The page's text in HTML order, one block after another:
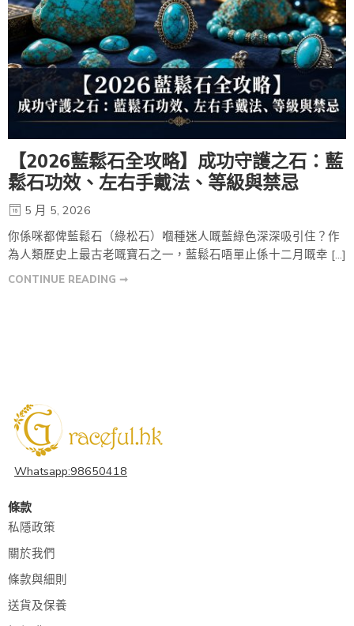
【2026藍鬆石全攻略】成功守護之石：藍
鬆石功效、左右手戴法、等級與禁忌
5 月 5, 2026
你係咪都俾藍鬆石（綠松石）嗰種迷人嘅藍綠色深深吸引住？作
為人類歷史上最古老嘅寶石之一，藍鬆石唔單止係十二月嘅幸 […]
CONTINUE READING ➞
Whatsapp:98650418
條款
私隱政策
關於我們
條款與細則
送貨及保養